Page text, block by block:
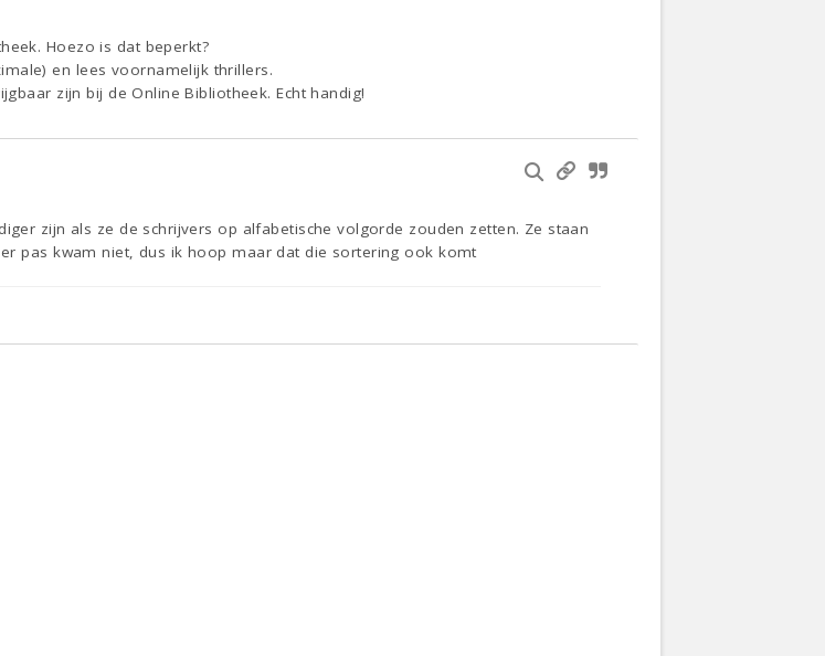
Hoezo is dat beperkt?
en lees voornamelijk thrillers.
zijn bij de Online Bibliotheek. Echt handig!
zijn als ze de schrijvers op alfabetische volgorde zouden zetten. Ze staan
pas kwam niet, dus ik hoop maar dat die sortering ook komt